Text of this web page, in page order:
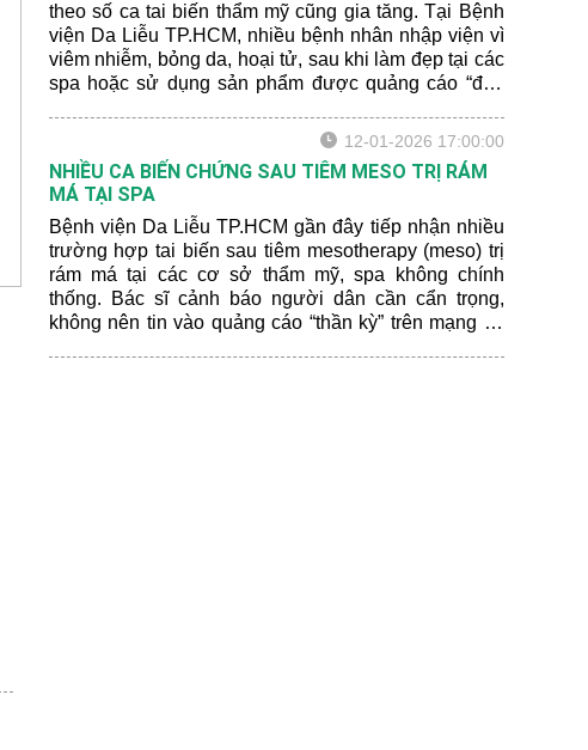
theo số ca tai biến thẩm mỹ cũng gia tăng. Tại Bệnh
viện Da Liễu TP.HCM, nhiều bệnh nhân nhập viện vì
viêm nhiễm, bỏng da, hoại tử, sau khi làm đẹp tại các
spa hoặc sử dụng sản phẩm được quảng cáo “đẹp
12-01-2026 17:00:00
NHIỀU CA BIẾN CHỨNG SAU TIÊM MESO TRỊ RÁM
MÁ TẠI SPA
Bệnh viện Da Liễu TP.HCM gần đây tiếp nhận nhiều
trường hợp tai biến sau tiêm mesotherapy (meso) trị
rám má tại các cơ sở thẩm mỹ, spa không chính
thống. Bác sĩ cảnh báo người dân cần cẩn trọng,
không nên tin vào quảng cáo “thần kỳ” trên mạng xã